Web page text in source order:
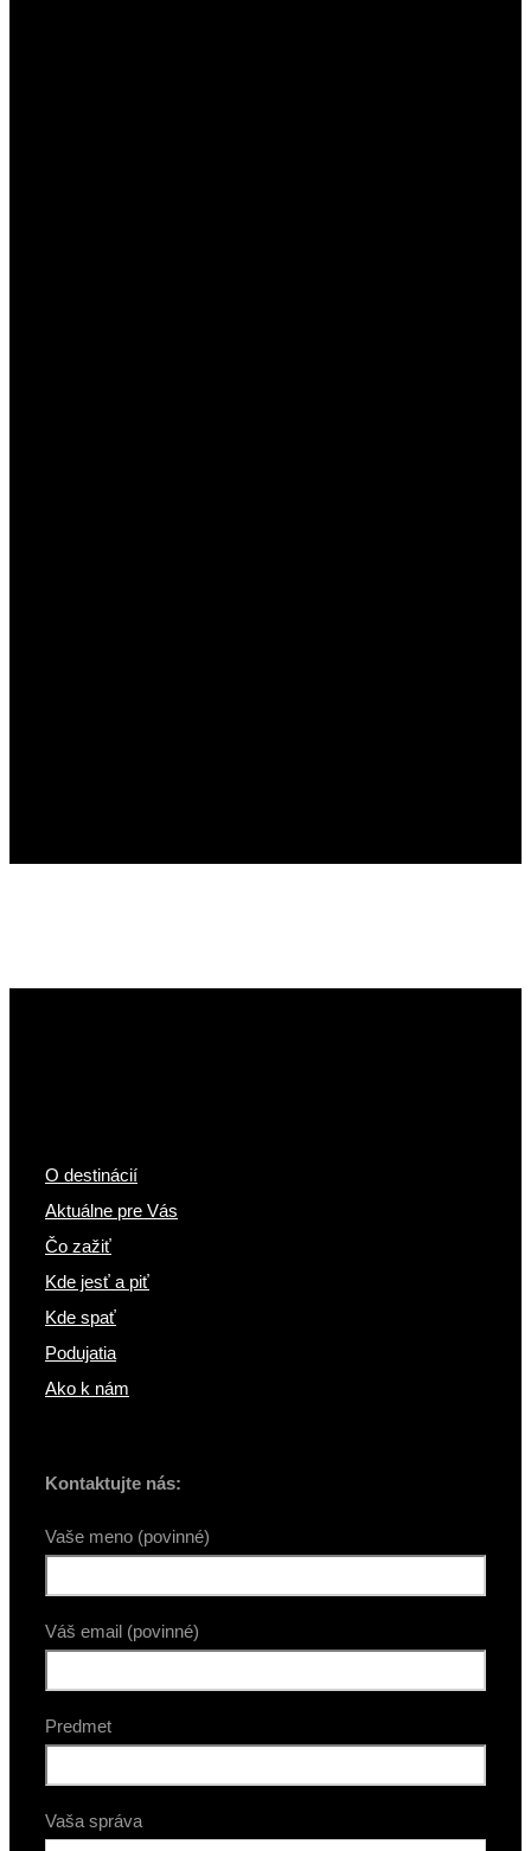
O destinácií
Aktuálne pre Vás
Čo zažiť
Kde jesť a piť
Kde spať
Podujatia
Ako k nám
Kontaktujte nás:
Vaše meno (povinné)
Váš email (povinné)
Predmet
Vaša správa